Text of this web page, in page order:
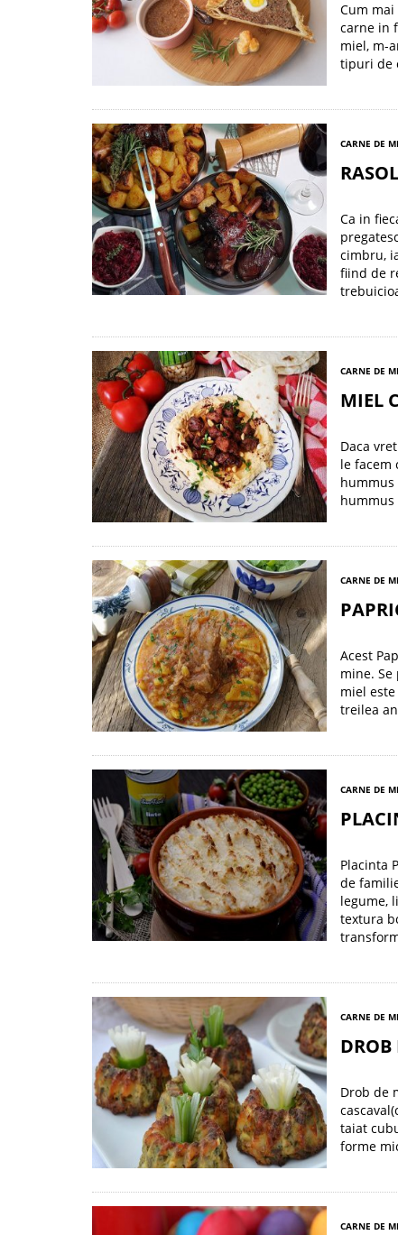
Cum
carne in
miel, m-
tipuri de
CARNE DE
Ca in
cimbru,
fiind de
CARNE DE
MIEL
Daca
le facem
hummus
hummus
CARNE DE
Acest
mine.
miel
treilea
CARNE DE
Placinta
de
legume,
textura
CARNE DE
DROB
Drob de
taiat
forme
CARNE DE